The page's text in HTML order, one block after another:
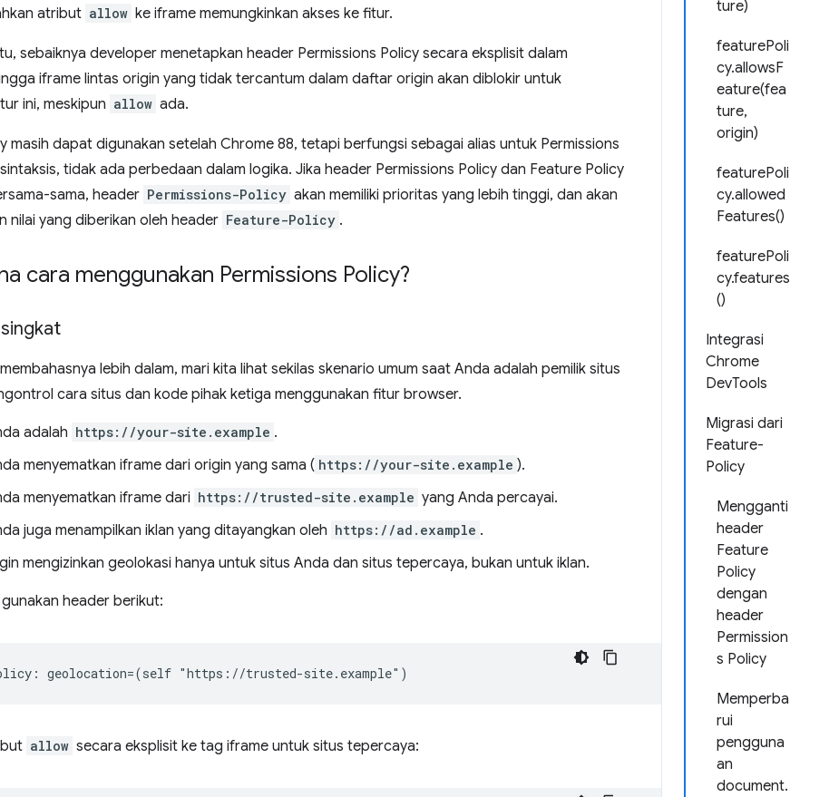
ture)
featurePoli
cy.allowsF
eature(fea
ture,
origin)
featurePoli
cy.allowed
Features()
featurePoli
cy.features
()
Integrasi
Chrome
DevTools
Migrasi dari
Feature-
Policy
Mengganti
header
Feature
Policy
dengan
header
Permission
s Policy
Memperba
rui
pengguna
an
document.
atribut allow ke iframe memungkinkan akses ke fitur.
sebaiknya developer menetapkan header Permissions Policy secara eksplisit dalam
iframe lintas origin yang tidak tercantum dalam daftar origin akan diblokir untuk
ini, meskipun allow ada.
masih dapat digunakan setelah Chrome 88, tetapi berfungsi sebagai alias untuk Permissions
sintaksis, tidak ada perbedaan dalam logika. Jika header Permissions Policy dan Feature Policy
sama, header Permissions-Policy akan memiliki prioritas yang lebih tinggi, dan akan
nilai yang diberikan oleh header Feature-Policy .
cara menggunakan Permissions Policy?
lebih dalam, mari kita lihat sekilas skenario umum saat Anda adalah pemilik situs
cara situs dan kode pihak ketiga menggunakan fitur browser.
adalah https://your-site.example .
menyematkan iframe dari origin yang sama ( https://your-site.example ).
menyematkan iframe dari https://trusted-site.example yang Anda percayai.
juga menampilkan iklan yang ditayangkan oleh https://ad.example .
mengizinkan geolokasi hanya untuk situs Anda dan situs tepercaya, bukan untuk iklan.
gunakan header berikut:
allow secara eksplisit ke tag iframe untuk situs tepercaya: